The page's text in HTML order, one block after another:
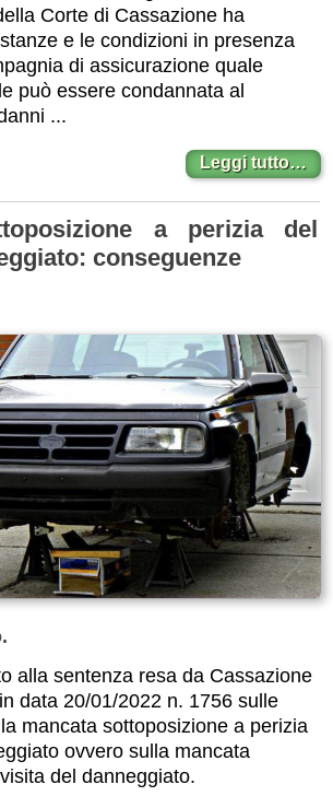
Corte di Cassazione ha
e le condizioni in presenza
di assicurazione quale
può essere condannata al
...
Leggi tutto…
a perizia del
conseguenze
alla sentenza resa da Cassazione
data 20/01/2022 n. 1756 sulle
mancata sottoposizione a perizia
ovvero sulla mancata
del danneggiato.